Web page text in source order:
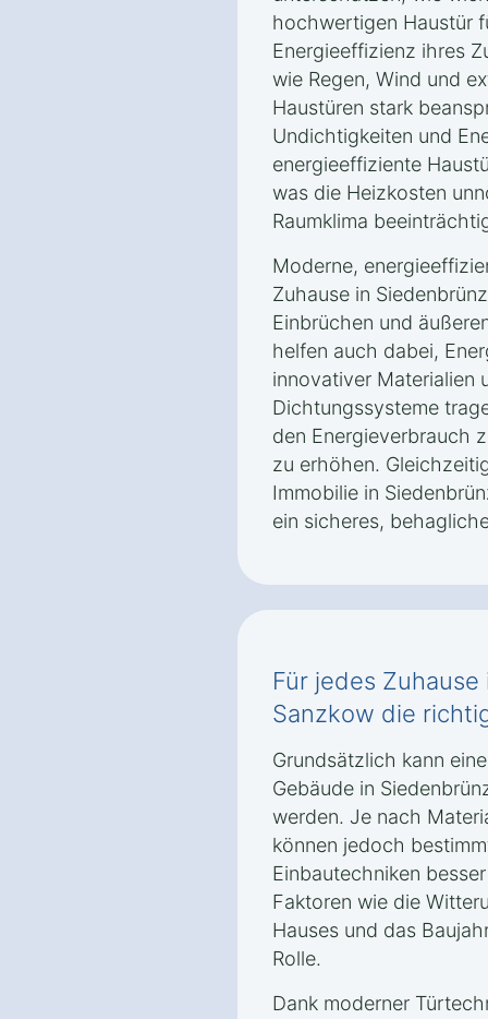
hochwertigen Haustür
Energieeffizienz ihres
wie Regen, Wind und
Haustüren stark
Undichtigkeiten und
energieeffiziente
was die Heizkosten
Raumklima
Moderne,
Zuhause in
Einbrüchen und
helfen auch dabei,
innovativer Materialien
Dichtungssysteme
den Energieverbrauch
zu erhöhen.
Immobilie in
ein sicheres,
Für jedes
Sanzkow die
Grundsätzlich kann
Gebäude in
werden. Je nach
können jedoch
Einbautechniken
Faktoren wie die
Hauses und das
Rolle.
Dank moderner